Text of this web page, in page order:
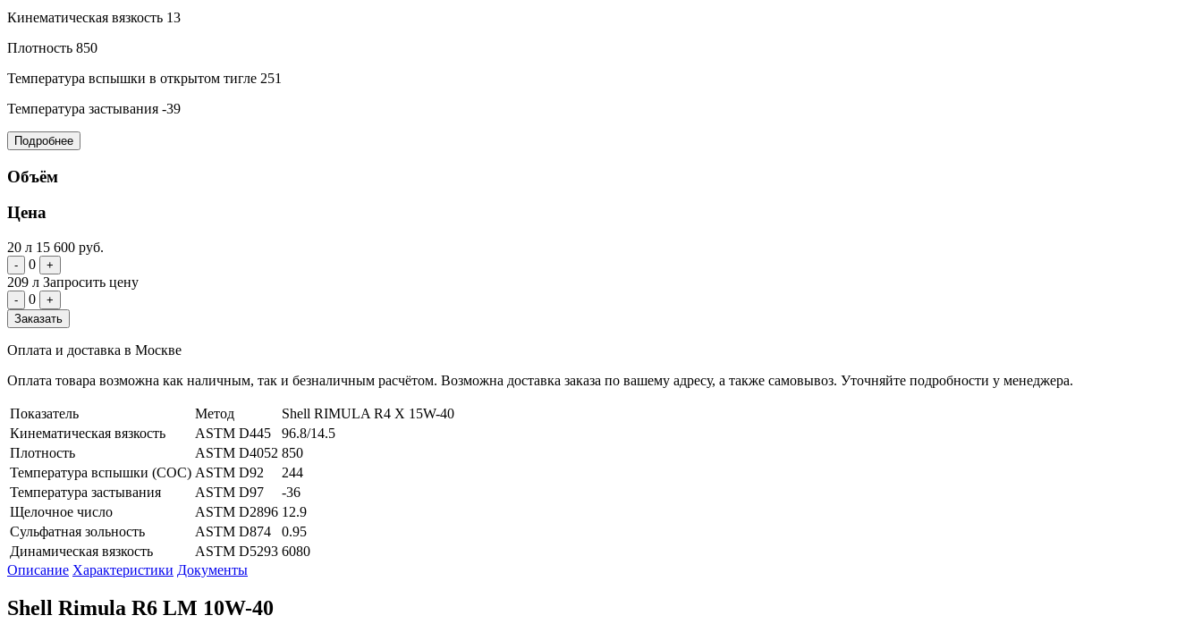
Кинематическая вязкость 13
Плотность 850
Температура вспышки в открытом тигле 251
Температура застывания -39
Подробнее
Объём
Цена
20 л 15 600 руб.
- 0 +
209 л Запросить цену
- 0
+
Заказать
Оплата и доставка в Москве
Оплата товара возможна как наличным, так и безналичным расчётом. Возможна доставка заказа по вашему адресу, а также самовывоз. Уточняйте подробности у менеджера.
Показатель Метод
Shell RIMULA R4 X 15W-40
Кинематическая вязкость
ASTM D445
96.8/14.5
Плотность
ASTM D4052 850
Температура вспышки (СОС) ASTM D92
244
Температура застывания
ASTM D97
-36
Щелочное число
ASTM D2896 12.9
Сульфатная зольность
ASTM D874
0.95
Динамическая вязкость
ASTM D5293 6080
Описание Характеристики Документы
Shell Rimula R6 LM 10W-40